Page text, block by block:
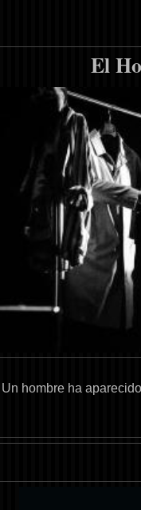
El
Un hombre ha